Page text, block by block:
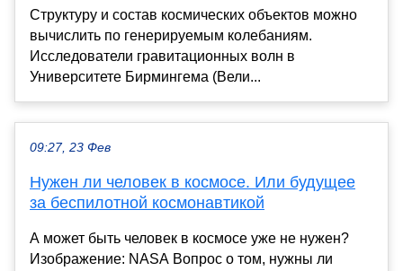
Структуру и состав космических объектов можно
вычислить по генерируемым колебаниям.
Исследователи гравитационных волн в
Университете Бирмингема (Вели...
09:27, 23 Фев
Нужен ли человек в космосе. Или будущее
за беспилотной космонавтикой
А может быть человек в космосе уже не нужен?
Изображение: NASA Вопрос о том, нужны ли